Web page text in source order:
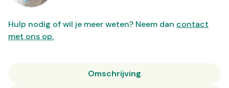
Hulp nodig of wil je meer weten? Neem dan contact
met ons op.
Omschrijving